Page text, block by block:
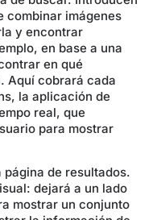
combinar imágenes
y encontrar
en base a una
en qué
Aquí cobrará cada
la aplicación de
real, que
para mostrar
página de resultados.
dejará a un lado
mostrar un conjunto